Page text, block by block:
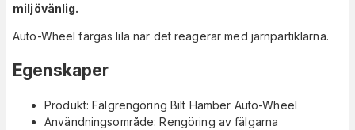
miljövänlig.
Auto-Wheel färgas lila när det reagerar med järnpartiklarna.
Egenskaper
Produkt: Fälgrengöring Bilt Hamber Auto-Wheel
Användningsområde: Rengöring av fälgarna